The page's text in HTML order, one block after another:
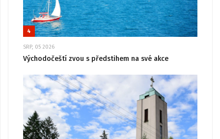
4
SRP, 05 2026
Východočeští zvou s předstihem na své akce